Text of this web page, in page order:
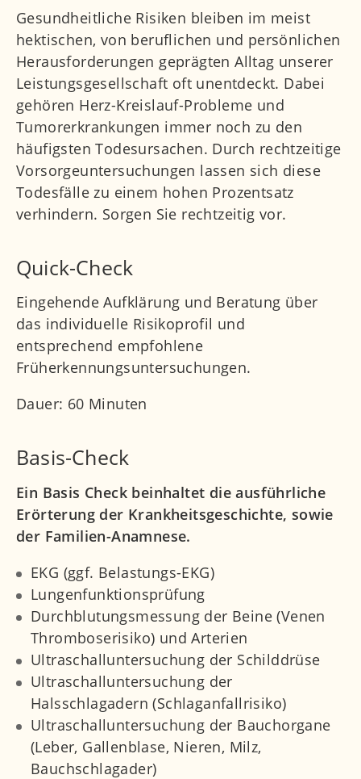
Gesundheitliche Risiken bleiben im meist
hektischen, von beruflichen und persönlichen
Herausforderungen geprägten Alltag unserer
Leistungsgesellschaft oft unentdeckt. Dabei
gehören Herz-Kreislauf-Probleme und
Tumorerkrankungen immer noch zu den
häufigsten Todesursachen. Durch rechtzeitige
Vorsorgeuntersuchungen lassen sich diese
Todesfälle zu einem hohen Prozentsatz
verhindern. Sorgen Sie rechtzeitig vor.
Quick-Check
Eingehende Aufklärung und Beratung über
das individuelle Risikoprofil und
entsprechend empfohlene
Früherkennungsuntersuchungen.
Dauer: 60 Minuten
Basis-Check
Ein Basis Check beinhaltet die ausführliche
Erörterung der Krankheitsgeschichte, sowie
der Familien-Anamnese.
EKG (ggf. Belastungs-EKG)
Lungenfunktionsprüfung
Durchblutungsmessung der Beine (Venen
Thromboserisiko) und Arterien
Ultraschalluntersuchung der Schilddrüse
Ultraschalluntersuchung der
Halsschlagadern (Schlaganfallrisiko)
Ultraschalluntersuchung der Bauchorgane
(Leber, Gallenblase, Nieren, Milz,
Bauchschlagader)